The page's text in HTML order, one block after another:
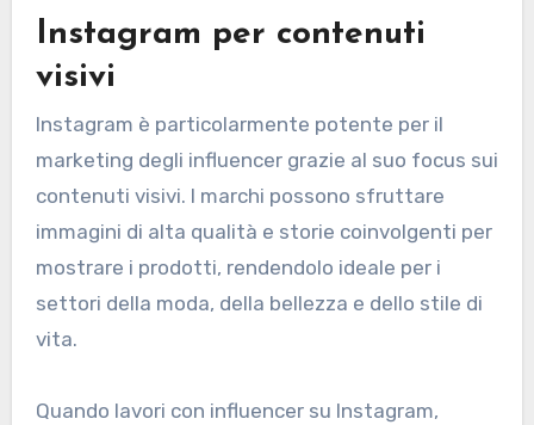
Instagram per contenuti
visivi
Instagram è particolarmente potente per il
marketing degli influencer grazie al suo focus sui
contenuti visivi. I marchi possono sfruttare
immagini di alta qualità e storie coinvolgenti per
mostrare i prodotti, rendendolo ideale per i
settori della moda, della bellezza e dello stile di
vita.
Quando lavori con influencer su Instagram,